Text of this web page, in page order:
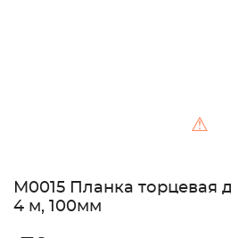
⚠
М0015 Планка торцевая
4 м, 100мм